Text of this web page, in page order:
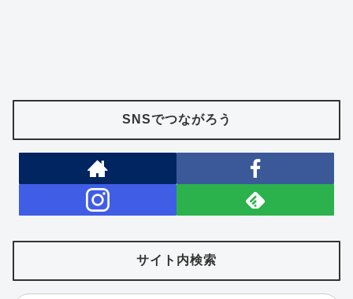
SNSでつながろう
サイト内検索